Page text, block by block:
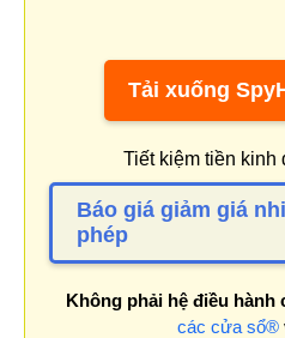
Tải xuống
Tiết kiệm tiền kinh
Báo giá giảm giá
phép
Không phải hệ điều hành
các cửa sổ®